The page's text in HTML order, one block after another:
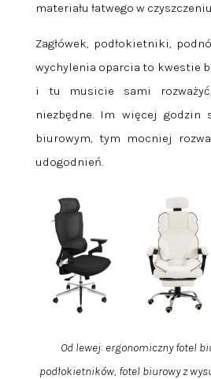
materiału łatwego w
Zagłówek, podłokietniki,
wychylenia oparcia to kwestie
i tu musicie sami
niezbędne. Im więcej godzin
biurowym, tym mocniej
udogodnień.
Od lewej: ergonomiczny fotel
podłokietników, fotel biurowy z